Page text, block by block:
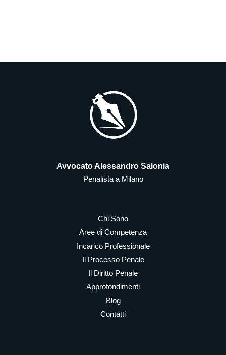
Avvocato Alessandro Salonia
Penalista a Milano
Chi Sono
Aree di Competenza
Incarico Professionale
Il Processo Penale
Il Diritto Penale
Approfondimenti
Blog
Contatti